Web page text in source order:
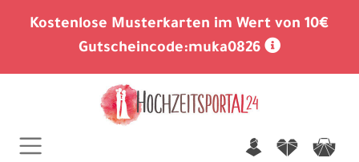
Kostenlose Musterkarten im Wert von 10€
Gutscheincode:muka0826
n f c